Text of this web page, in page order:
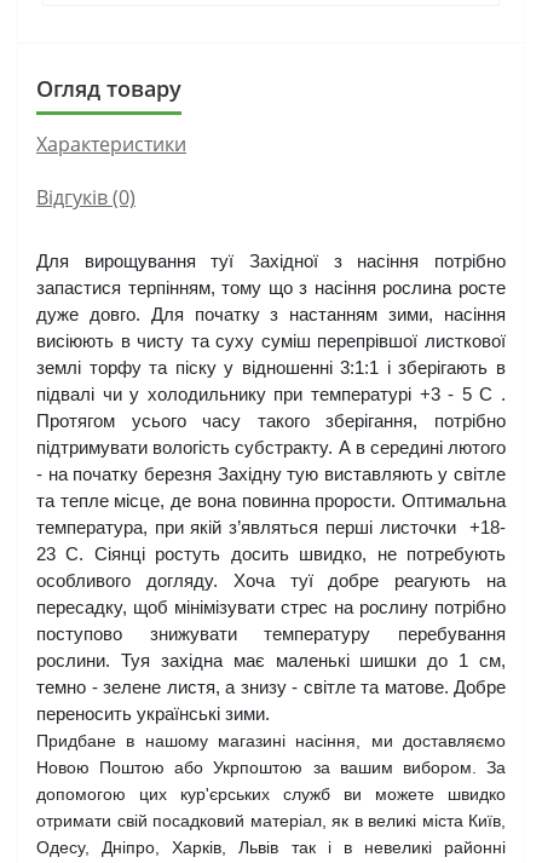
Огляд товару
Характеристики
Відгуків (0)
Для вирощування туї Західної з насіння потрібно
запастися терпінням, тому що з насіння рослина росте
дуже довго. Для початку з настанням зими, насіння
висіюють в чисту та суху суміш перепрівшої листкової
землі торфу та піску у відношенні 3:1:1 і зберігають в
підвалі чи у холодильнику при температурі +3 - 5 С .
Протягом усього часу такого зберігання, потрібно
підтримувати вологість субстракту. А в середині лютого
- на початку березня Західну тую виставляють у світле
та тепле місце, де вона повинна прорости. Оптимальна
температура, при якій з’являться перші листочки  +18-
23 С. Сіянці ростуть досить швидко, не потребують
особливого догляду. Хоча туї добре реагують на
пересадку, щоб мінімізувати стрес на рослину потрібно
поступово знижувати температуру перебування
рослини. Туя західна має маленькі шишки до 1 см,
темно - зелене листя, а знизу - світле та матове. Добре
переносить українські зими.
Придбане в нашому магазині насіння, ми доставляємо
Новою Поштою або Укрпоштою за вашим вибором. За
допомогою цих кур'єрських служб ви можете швидко
отримати свій посадковий матеріал, як в великі міста Київ,
Одесу, Дніпро, Харків, Львів так і в невеликі районні